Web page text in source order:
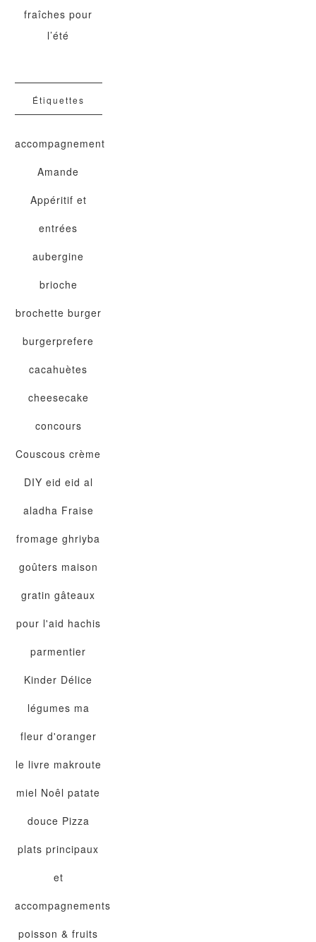
fraîches pour
l’été
Étiquettes
accompagnement
Amande
Appéritif et
entrées
aubergine
brioche
brochette burger
burgerprefere
cacahuètes
cheesecake
concours
Couscous crème
DIY eid eid al
aladha Fraise
fromage ghriyba
goûters maison
gratin gâteaux
pour l'aid hachis
parmentier
Kinder Délice
légumes ma
fleur d'oranger
le livre makroute
miel Noêl patate
douce Pizza
plats principaux
et
accompagnements
poisson & fruits